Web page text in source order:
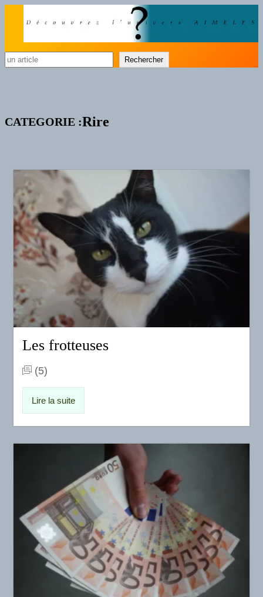
Rechercher
CATEGORIE :Rire
Les frotteuses
(5)
Lire la suite